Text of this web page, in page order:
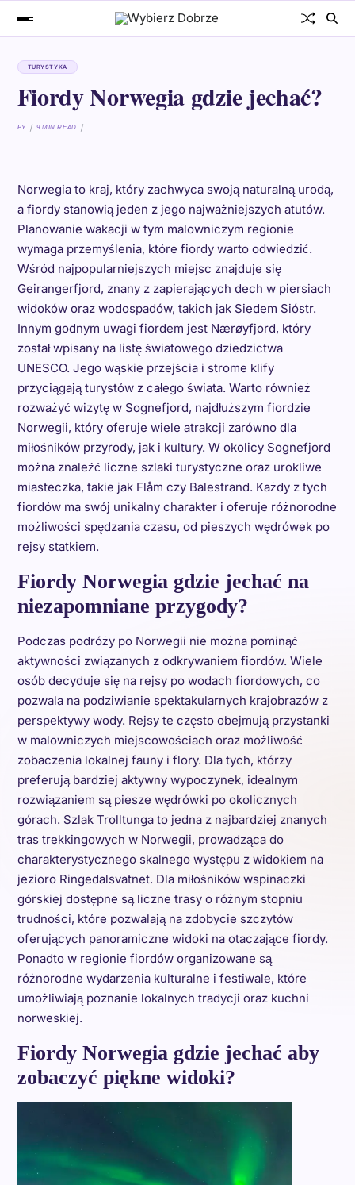
TURYSTYKA
Fiordy Norwegia gdzie jechać?
BY 9 MIN READ
Norwegia to kraj, który zachwyca swoją naturalną urodą,
a fiordy stanowią jeden z jego najważniejszych atutów.
Planowanie wakacji w tym malowniczym regionie
wymaga przemyślenia, które fiordy warto odwiedzić.
Wśród najpopularniejszych miejsc znajduje się
Geirangerfjord, znany z zapierających dech w piersiach
widoków oraz wodospadów, takich jak Siedem Sióstr.
Innym godnym uwagi fiordem jest Nærøyfjord, który
został wpisany na listę światowego dziedzictwa
UNESCO. Jego wąskie przejścia i strome klify
przyciągają turystów z całego świata. Warto również
rozważyć wizytę w Sognefjord, najdłuższym fiordzie
Norwegii, który oferuje wiele atrakcji zarówno dla
miłośników przyrody, jak i kultury. W okolicy Sognefjord
można znaleźć liczne szlaki turystyczne oraz urokliwe
miasteczka, takie jak Flåm czy Balestrand. Każdy z tych
fiordów ma swój unikalny charakter i oferuje różnorodne
możliwości spędzania czasu, od pieszych wędrówek po
rejsy statkiem.
Fiordy Norwegia gdzie jechać na
niezapomniane przygody?
Podczas podróży po Norwegii nie można pominąć
aktywności związanych z odkrywaniem fiordów. Wiele
osób decyduje się na rejsy po wodach fiordowych, co
pozwala na podziwianie spektakularnych krajobrazów z
perspektywy wody. Rejsy te często obejmują przystanki
w malowniczych miejscowościach oraz możliwość
zobaczenia lokalnej fauny i flory. Dla tych, którzy
preferują bardziej aktywny wypoczynek, idealnym
rozwiązaniem są piesze wędrówki po okolicznych
górach. Szlak Trolltunga to jedna z najbardziej znanych
tras trekkingowych w Norwegii, prowadząca do
charakterystycznego skalnego występu z widokiem na
jezioro Ringedalsvatnet. Dla miłośników wspinaczki
górskiej dostępne są liczne trasy o różnym stopniu
trudności, które pozwalają na zdobycie szczytów
oferujących panoramiczne widoki na otaczające fiordy.
Ponadto w regionie fiordów organizowane są
różnorodne wydarzenia kulturalne i festiwale, które
umożliwiają poznanie lokalnych tradycji oraz kuchni
norweskiej.
Fiordy Norwegia gdzie jechać aby
zobaczyć piękne widoki?